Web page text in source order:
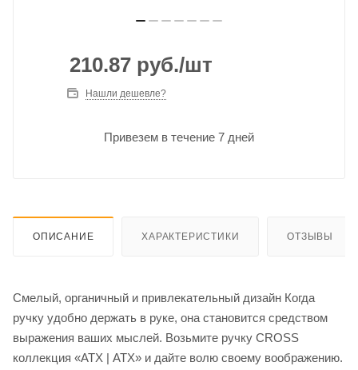
210.87 руб./шт
Нашли дешевле?
Привезем в течение 7 дней
ОПИСАНИЕ ХАРАКТЕРИСТИКИ ОТЗЫВЫ
Смелый, органичный и привлекательный дизайн Когда
ручку удобно держать в руке, она становится средством
выражения ваших мыслей. Возьмите ручку CROSS
коллекция «АТХ | ATX» и дайте волю своему воображению.